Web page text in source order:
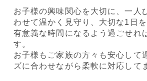
お子様の興味関心を大切に、一人
わせて温かく見守り、大切な1日を
有意義な時間になるよう過ごせれ
す。
お子様もご家族の方々も安心して
ズに合わせながら柔軟に対応して